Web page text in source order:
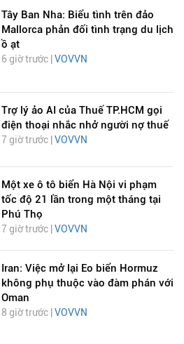
Tây Ban Nha: Biểu tình trên đảo
Mallorca phản đối tình trạng du lịch
ồ ạt
6 giờ trước | VOVVN
Trợ lý ảo AI của Thuế TP.HCM gọi
điện thoại nhắc nhở người nợ thuế
7 giờ trước | VOVVN
Một xe ô tô biển Hà Nội vi phạm
tốc độ 21 lần trong một tháng tại
Phú Thọ
7 giờ trước | VOVVN
Iran: Việc mở lại Eo biển Hormuz
không phụ thuộc vào đàm phán với
Oman
8 giờ trước |VOVVN